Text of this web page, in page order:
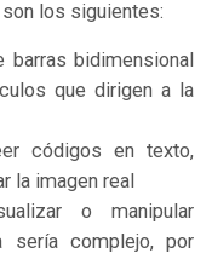
los siguientes:
barras bidimensional
que dirigen a la
códigos en texto,
la imagen real
o manipular
complejo, por